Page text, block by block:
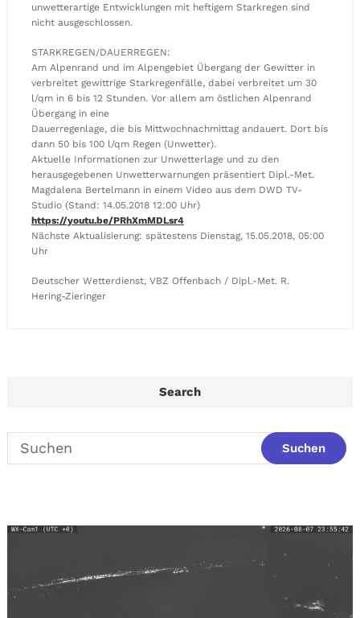
unwetterartige Entwicklungen mit heftigem Starkregen sind
nicht ausgeschlossen.
STARKREGEN/DAUERREGEN:
Am Alpenrand und im Alpengebiet Übergang der Gewitter in
verbreitet gewittrige Starkregenfälle, dabei verbreitet um 30
l/qm in 6 bis 12 Stunden. Vor allem am östlichen Alpenrand
Übergang in eine
Dauerregenlage, die bis Mittwochnachmittag andauert. Dort bis
dann 50 bis 100 l/qm Regen (Unwetter).
Aktuelle Informationen zur Unwetterlage und zu den
herausgegebenen Unwetterwarnungen präsentiert Dipl.-Met.
Magdalena Bertelmann in einem Video aus dem DWD TV-
Studio (Stand: 14.05.2018 12:00 Uhr)
https://youtu.be/PRhXmMDLsr4
Nächste Aktualisierung: spätestens Dienstag, 15.05.2018, 05:00
Uhr
Deutscher Wetterdienst, VBZ Offenbach / Dipl.-Met. R.
Hering-Zieringer
Search